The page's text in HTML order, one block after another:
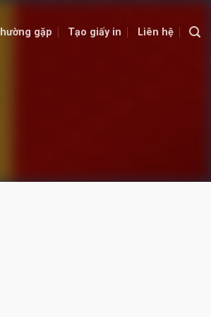
gặp Tạo giấy in Liên hệ